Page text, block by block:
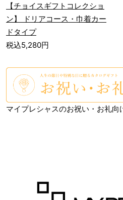
【チョイスギフトコレクショ
ン】 ドリアコース・巾着カー
ドタイプ
税込5,280円
マイプレシャスのお祝い・お礼